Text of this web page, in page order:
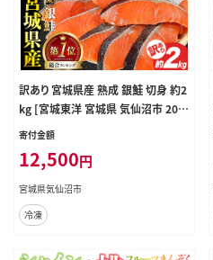
訳あり 宮城県産 熟成 銀鮭 切身 約2
kg [宮城東洋 宮城県 気仙沼市 205
63343] 鮭 海鮮 魚介類 国産 さけ 鮭
おかず 弁当 支援 事業者支援 サーモ
ン 魚 銀鮭切り身
寄付金額
12,500円
宮城県気仙沼市
冷凍